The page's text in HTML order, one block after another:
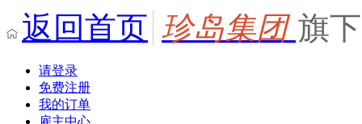
返回首页 珍岛集团 旗
请登录
免费注册
我的订单
雇主中心